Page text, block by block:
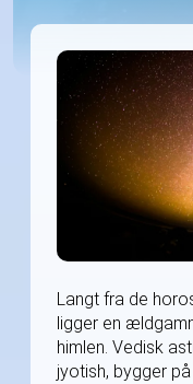
Langt fra de
ligger en
himlen. Vedisk
jyotish, bygger